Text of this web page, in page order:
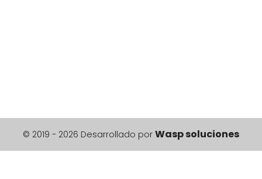
© 2019 - 2026 Desarrollado por Wasp soluciones